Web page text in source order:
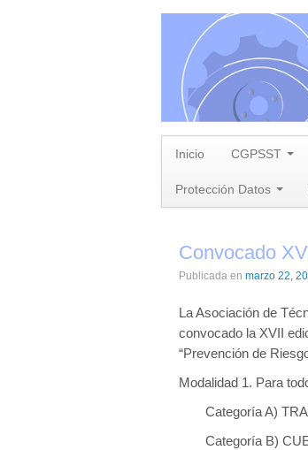
Inicio CGPSST
Protección Datos
Convocado
Publicada en marzo 22,
La Asociación de
convocado la XVII
“Prevención de
Modalidad 1. Para
Categoría A)
Categoría B)